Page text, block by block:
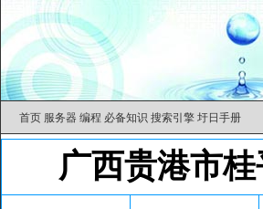
首页 服务器 编程 必备知识 搜索引擎 圩日手册
广西贵港市